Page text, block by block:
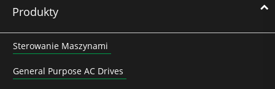
Produkty
Sterowanie Maszynami
General Purpose AC Drives